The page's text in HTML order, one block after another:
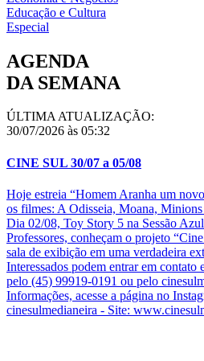
Educação e Cultura
Especial
AGENDA
DA SEMANA
ÚLTIMA ATUALIZAÇÃO:
30/07/2026 às 05:32
CINE SUL 30/07 a 05/08
Hoje estreia “Homem Aranha um
os filmes: A Odisseia, Moana,
Dia 02/08, Toy Story 5 na Sessão
Professores, conheçam o projeto
sala de exibição em uma verdadeira
Interessados podem entrar em contato
pelo (45) 99919-0191 ou pelo
Informações, acesse a página no
cinesulmedianeira - Site: